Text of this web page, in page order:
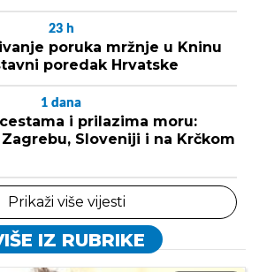
23 h
poruka mržnje u Kninu
poredak Hrvatske
1 dana
i prilazima moru:
Sloveniji i na Krčkom
Prikaži više vijesti
IZ RUBRIKE